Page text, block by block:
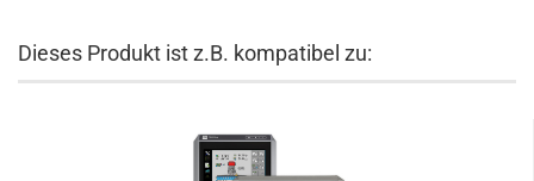
Dieses Produkt ist z.B. kompatibel zu: